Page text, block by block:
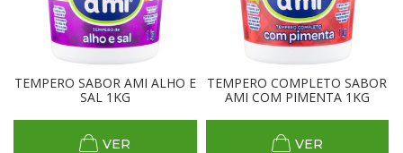
TEMPERO SABOR AMI ALHO E
SAL 1KG
VER
TEMPERO COMPLETO SABOR
AMI COM PIMENTA 1KG
VER